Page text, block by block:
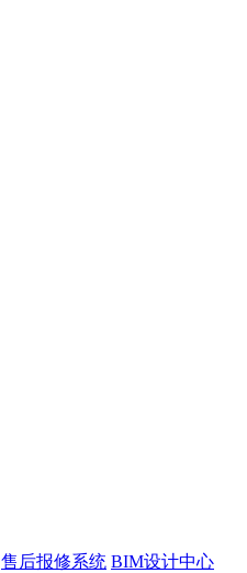
售后报修系统 BIM设计中心